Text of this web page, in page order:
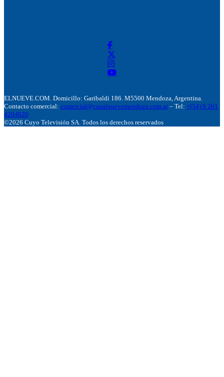
ELNUEVE.COM. Domicillo: Garibaldi 186. M5500 Mendoza, Argentina.
Contacto comercial: comercial@canalnuevemendoza.com.ar – Tel: +(54) 9 261
4204020
©2026 Cuyo Televisión SA. Todos los derechos reservados